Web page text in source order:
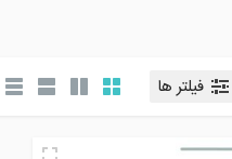
فیلتر ها